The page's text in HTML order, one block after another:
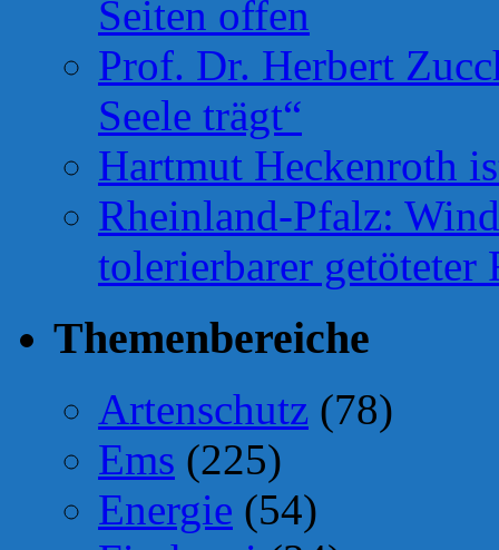
Seiten offen
Prof. Dr. Herbert
Seele trägt“
Hartmut Heckenroth
Rheinland-Pfalz:
tolerierbarer getöteter
Themenbereiche
Artenschutz (78)
Ems (225)
Energie (54)